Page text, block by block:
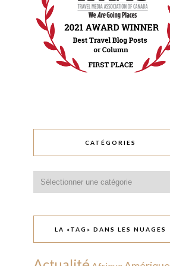
CATÉGORIES
LA «TAG» DANS LES NUAGES